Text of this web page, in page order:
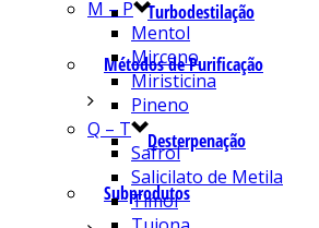
Turbodestilação
Métodos de Purificação
Desterpenação
Subprodutos
M – P
Mentol
Mirceno
Miristicina
Pineno
Q – T
Safrol
Salicilato de Metila
Timol